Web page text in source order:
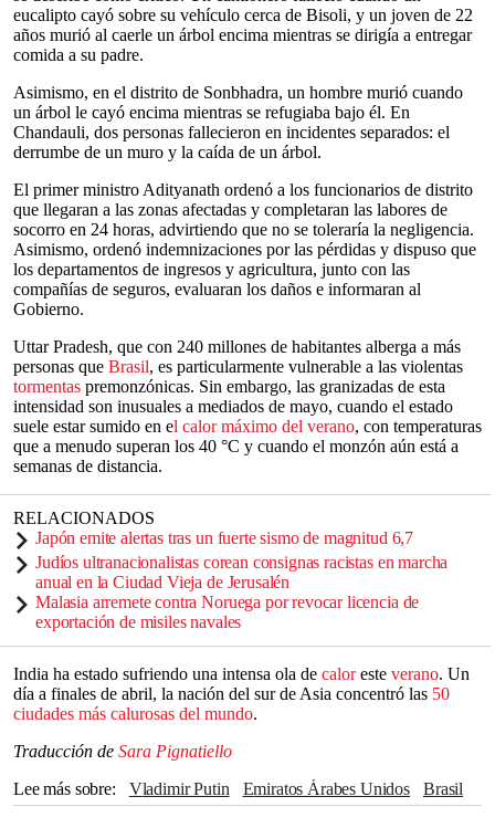
eucalipto cayó sobre su vehículo cerca de Bisoli, y un joven de 22
años murió al caerle un árbol encima mientras se dirigía a entregar
comida a su padre.
Asimismo, en el distrito de Sonbhadra, un hombre murió cuando
un árbol le cayó encima mientras se refugiaba bajo él. En
Chandauli, dos personas fallecieron en incidentes separados: el
derrumbe de un muro y la caída de un árbol.
El primer ministro Adityanath ordenó a los funcionarios de distrito
que llegaran a las zonas afectadas y completaran las labores de
socorro en 24 horas, advirtiendo que no se toleraría la negligencia.
Asimismo, ordenó indemnizaciones por las pérdidas y dispuso que
los departamentos de ingresos y agricultura, junto con las
compañías de seguros, evaluaran los daños e informaran al
Gobierno.
Uttar Pradesh, que con 240 millones de habitantes alberga a más
personas que Brasil, es particularmente vulnerable a las violentas
tormentas premonzónicas. Sin embargo, las granizadas de esta
intensidad son inusuales a mediados de mayo, cuando el estado
suele estar sumido en el calor máximo del verano, con temperaturas
que a menudo superan los 40 °C y cuando el monzón aún está a
semanas de distancia.
RELACIONADOS
Japón emite alertas tras un fuerte sismo de magnitud 6,7
Judíos ultranacionalistas corean consignas racistas en marcha
anual en la Ciudad Vieja de Jerusalén
Malasia arremete contra Noruega por revocar licencia de
exportación de misiles navales
India ha estado sufriendo una intensa ola de caloreste verano. Un
día a finales de abril, la nación del sur de Asia concentró las 50
ciudades más calurosas del mundo.
Traducción de Sara Pignatiello
Lee más sobre
Vladimir Putin Emiratos Árabes Unidos
Brasil